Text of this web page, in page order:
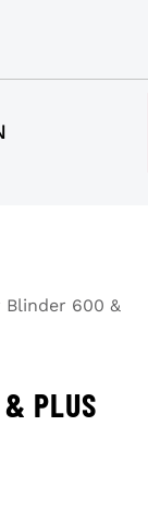
600 &
PLUS